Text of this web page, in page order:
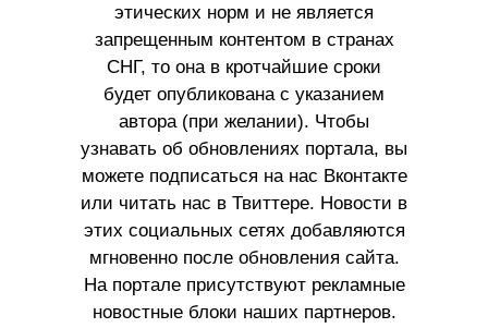
этических норм и не является
запрещенным контентом в странах
СНГ, то она в кротчайшие сроки
будет опубликована с указанием
автора (при желании). Чтобы
узнавать об обновлениях портала, вы
можете подписаться на нас Вконтакте
или читать нас в Твиттере. Новости в
этих социальных сетях добавляются
мгновенно после обновления сайта.
На портале присутствуют рекламные
новостные блоки наших партнеров.